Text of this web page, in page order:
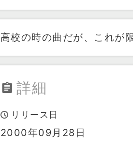
高校の時の曲だが、これが
詳細
リリース日
2000年09月28日